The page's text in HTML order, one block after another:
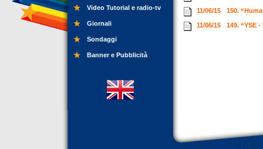
Video Tutorial e radio-tv
Giornali
Sondaggi
Banner e Pubblicità
11/06/15 150.
11/06/15 149. “YSE